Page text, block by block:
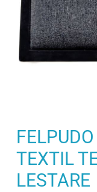
TEXTIL
LESTARE